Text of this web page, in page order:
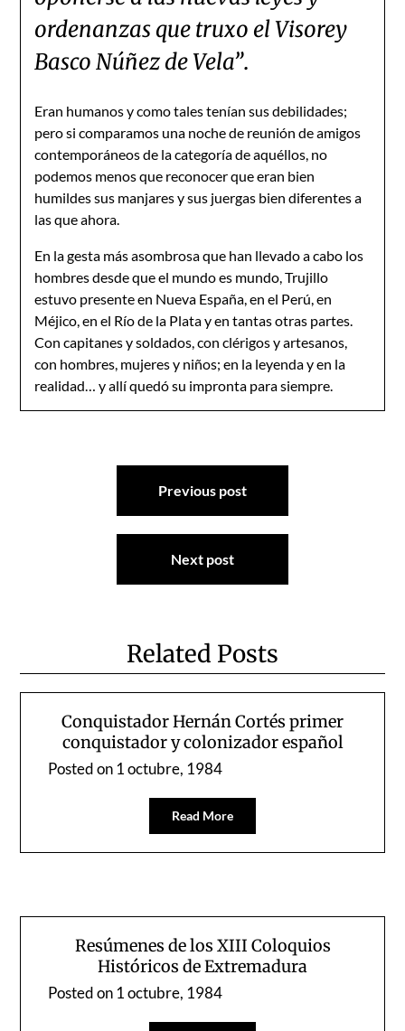
ordenanzas que truxo el Visorey
Basco Núñez de Vela”.
Eran humanos y como tales tenían sus debilidades;
pero si comparamos una noche de reunión de amigos
contemporáneos de la categoría de aquéllos, no
podemos menos que reconocer que eran bien
humildes sus manjares y sus juergas bien diferentes a
las que ahora.
En la gesta más asombrosa que han llevado a cabo los
hombres desde que el mundo es mundo, Trujillo
estuvo presente en Nueva España, en el Perú, en
Méjico, en el Río de la Plata y en tantas otras partes.
Con capitanes y soldados, con clérigos y artesanos,
con hombres, mujeres y niños; en la leyenda y en la
realidad… y allí quedó su impronta para siempre.
Navegación
entradas
Previous post
Next post
Related Posts
Conquistador Hernán Cortés primer
conquistador y colonizador español
Posted on1 octubre, 1984
Read More
Resúmenes de los XIII Coloquios
Históricos de Extremadura
Posted on1 octubre, 1984